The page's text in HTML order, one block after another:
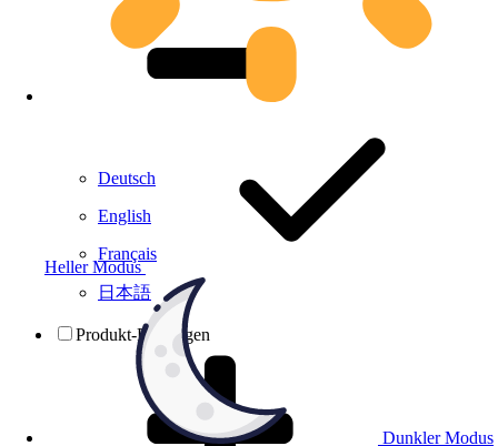
Heller Modus
Dunkler Modus
Deutsch
English
Français
日本語
Produkt-Prüfungen